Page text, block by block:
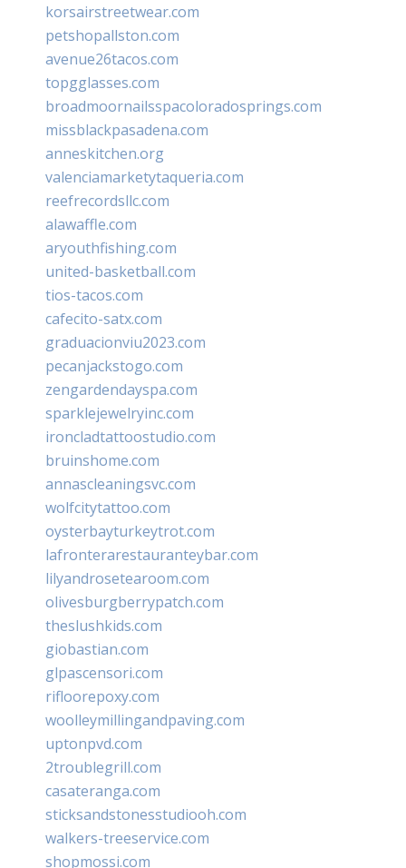
korsairstreetwear.com
petshopallston.com
avenue26tacos.com
topgglasses.com
broadmoornailsspacoloradosprings.com
missblackpasadena.com
anneskitchen.org
valenciamarketytaqueria.com
reefrecordsllc.com
alawaffle.com
aryouthfishing.com
united-basketball.com
tios-tacos.com
cafecito-satx.com
graduacionviu2023.com
pecanjackstogo.com
zengardendayspa.com
sparklejewelryinc.com
ironcladtattoostudio.com
bruinshome.com
annascleaningsvc.com
wolfcitytattoo.com
oysterbayturkeytrot.com
lafronterarestauranteybar.com
lilyandrosetearoom.com
olivesburgberrypatch.com
theslushkids.com
giobastian.com
glpascensori.com
rifloorepoxy.com
woolleymillingandpaving.com
uptonpvd.com
2troublegrill.com
casateranga.com
sticksandstonesstudiooh.com
walkers-treeservice.com
shopmossi.com